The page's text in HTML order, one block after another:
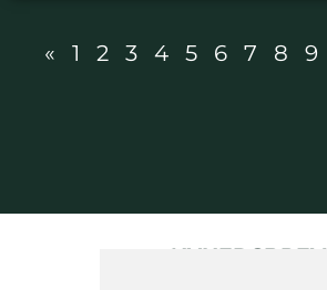
« 1 2 3 4 5 6 7 8 9
NYHEDSBREV